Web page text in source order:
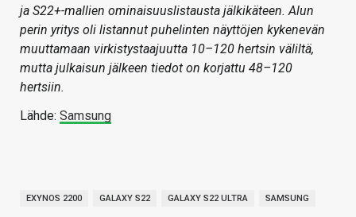
ja S22+-mallien ominaisuuslistausta jälkikäteen. Alun
perin yritys oli listannut puhelinten näyttöjen kykenevän
muuttamaan virkistystaajuutta 10–120 hertsin väliltä,
mutta julkaisun jälkeen tiedot on korjattu 48–120
hertsiin.
Lähde: Samsung
EXYNOS 2200 GALAXY S22 GALAXY S22 ULTRA SAMSUNG